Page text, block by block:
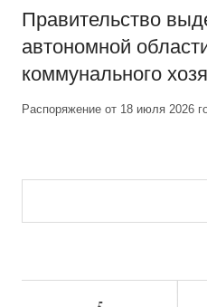
Правительство
автономной
коммунального
Распоряжение от 18 июля 2026